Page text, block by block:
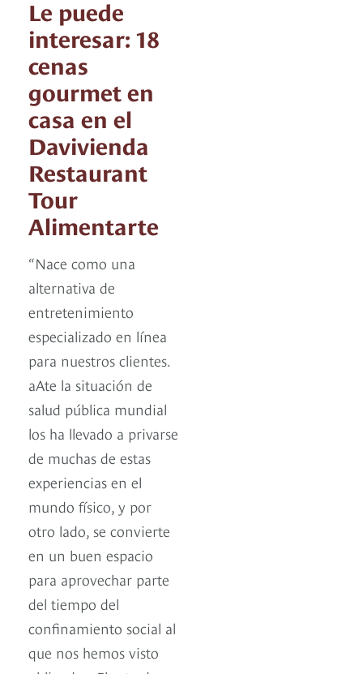
Le puede
interesar: 18
cenas
gourmet en
casa en el
Davivienda
Restaurant
Tour
Alimentarte
“Nace como una
alternativa de
entretenimiento
especializado en línea
para nuestros clientes.
aAte la situación de
salud pública mundial
los ha llevado a privarse
de muchas de estas
experiencias en el
mundo físico, y por
otro lado, se convierte
en un buen espacio
para aprovechar parte
del tiempo del
confinamiento social al
que nos hemos visto